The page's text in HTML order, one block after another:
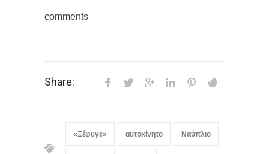
comments
Share:
«Ξέφυγε» αυτοκίνητο Ναύπλιο